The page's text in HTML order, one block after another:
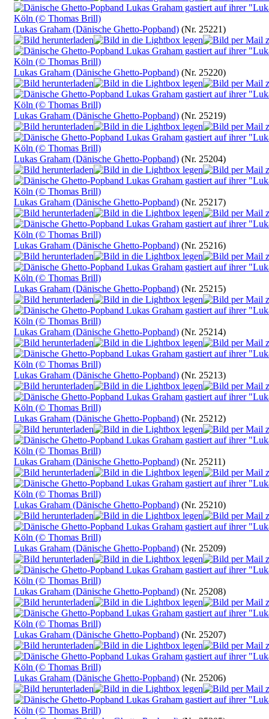
Lukas Graham (Dänische Ghetto-Popband) (Nr. 25221)
Lukas Graham (Dänische Ghetto-Popband) (Nr. 25220)
Lukas Graham (Dänische Ghetto-Popband) (Nr. 25219)
Lukas Graham (Dänische Ghetto-Popband) (Nr. 25204)
Lukas Graham (Dänische Ghetto-Popband) (Nr. 25217)
Lukas Graham (Dänische Ghetto-Popband) (Nr. 25216)
Lukas Graham (Dänische Ghetto-Popband) (Nr. 25215)
Lukas Graham (Dänische Ghetto-Popband) (Nr. 25214)
Lukas Graham (Dänische Ghetto-Popband) (Nr. 25213)
Lukas Graham (Dänische Ghetto-Popband) (Nr. 25212)
Lukas Graham (Dänische Ghetto-Popband) (Nr. 25211)
Lukas Graham (Dänische Ghetto-Popband) (Nr. 25210)
Lukas Graham (Dänische Ghetto-Popband) (Nr. 25209)
Lukas Graham (Dänische Ghetto-Popband) (Nr. 25208)
Lukas Graham (Dänische Ghetto-Popband) (Nr. 25207)
Lukas Graham (Dänische Ghetto-Popband) (Nr. 25206)